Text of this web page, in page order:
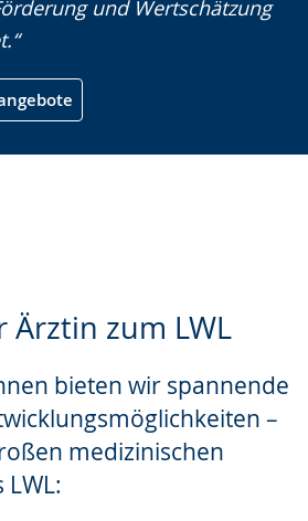
und Wertschätzung
Ärztin zum LWL
bieten wir spannende
–
medizinischen